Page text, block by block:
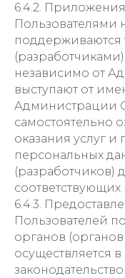
6.4.2.
Пользователями
независимо от
выступают от
Администрации
самостоятельно
оказания услуг
персональных
(разработчиков)
6.4.3.
Пользователей
органов
осуществляется